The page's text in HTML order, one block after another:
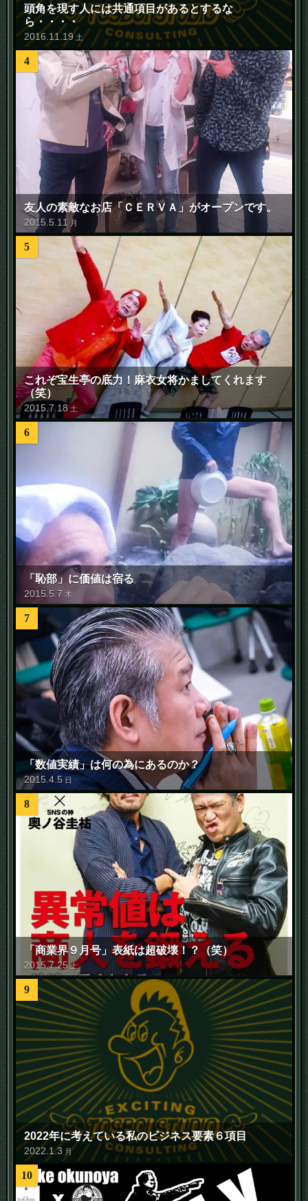
頭角を現す人には共通項目があるとするな
ら・・・・
2016 11 19 土
4
友人の素敵なお店「ＣＥＲＶＡ」がオープンです。
2015 5 11 月
5
これぞ宝生亭の底力！麻衣女将かましてくれます
（笑）
2015.7. 18 土
6
「恥部」に価値は宿る
2015 5 .7 木
7
「数値実績」は何の為にあるのか？
2015 .4 .5 日
8
「商業界９月号」表紙は超破壊！？（笑）
2015.7.25 土
9
2022年に考えている私のビジネス要素６項目
2022 1.3 月
10